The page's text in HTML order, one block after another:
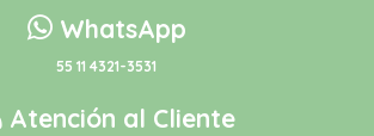
WhatsApp
55 11 4321-3531
Atención al Cliente